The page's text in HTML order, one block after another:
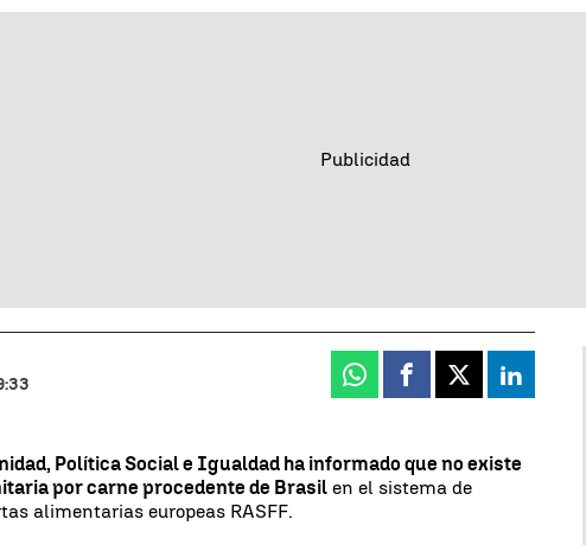
Whatsapp
Facebook
X Linkedin
Política Social e Igualdad ha informado que no existe
por carne procedente de Brasil en el sistema de
alimentarias europeas RASFF.